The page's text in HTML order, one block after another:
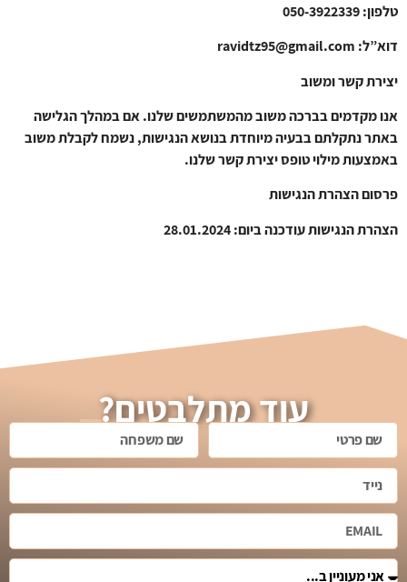
טלפון: 050-3922339
דוא”ל: ravidtz95@gmail.com
יצירת קשר ומשוב
אנו מקדמים בברכה משוב מהמשתמשים שלנו. אם במהלך הגלישה
באתר נתקלתם בבעיה מיוחדת בנושא הנגישות, נשמח לקבלת משוב
באמצעות מילוי טופס יצירת קשר שלנו.
פרסום הצהרת הנגישות
הצהרת הנגישות עודכנה ביום: 28.01.2024
עוד מתלבטים?